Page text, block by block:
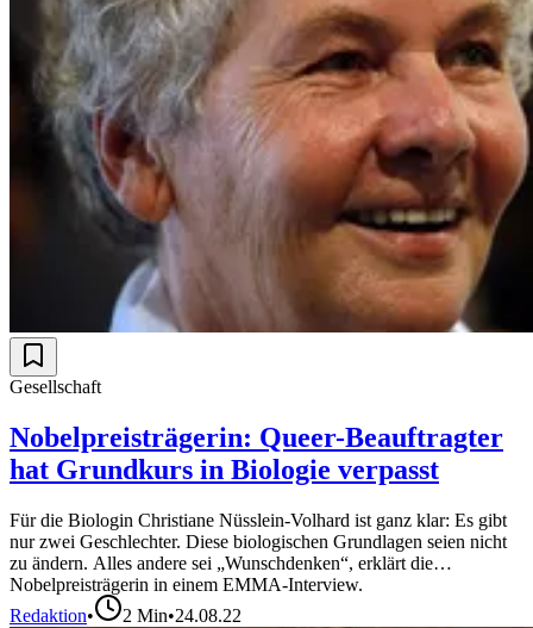
Gesellschaft
Nobelpreisträgerin: Queer-Beauftragter
hat Grundkurs in Biologie verpasst
Für die Biologin Christiane Nüsslein-Volhard ist ganz klar: Es gibt
nur zwei Geschlechter. Diese biologischen Grundlagen seien nicht
zu ändern. Alles andere sei „Wunschdenken“, erklärt die
Nobelpreisträgerin in einem EMMA-Interview.
Redaktion• 2 Min•24.08.22